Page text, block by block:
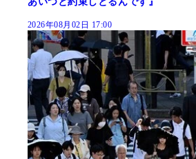
2026年08月02日 17:00